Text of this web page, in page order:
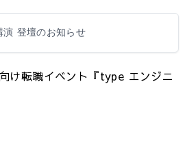
演 登壇のお知らせ
け転職イベント『type エンジニ